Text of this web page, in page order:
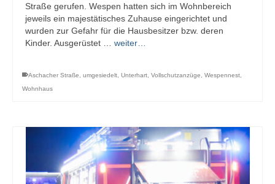
Straße gerufen. Wespen hatten sich im Wohnbereich
jeweils ein majestätisches Zuhause eingerichtet und
wurden zur Gefahr für die Hausbesitzer bzw. deren
Kinder. Ausgerüstet … weiter…
Aschacher Straße umgesiedelt Unterhart Vollschutzanzüge Wespennest
Wohnhaus